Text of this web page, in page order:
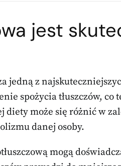
jest
jedną z
spożycia tłuszczów,
diety może się różnić w
danej osoby.
mogą